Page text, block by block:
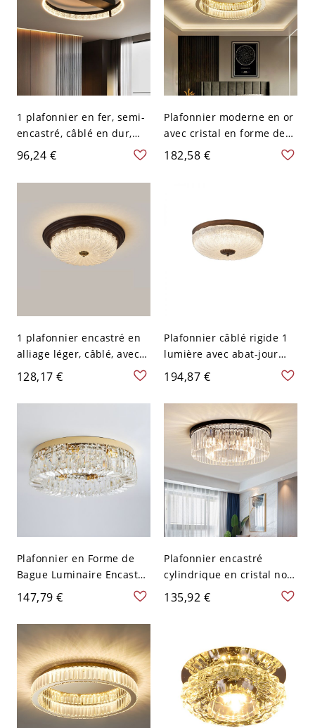
1 plafonnier en fer, semi-
encastré, câblé en dur,
pour chambre principale -
Noir 110 V-120 V
Gradation à trois niveaux
96,24 €
Plafonnier moderne en or
avec cristal en forme de
cercle et abat-jour en
verre clair - 110 V-120 V
182,58 €
1 plafonnier encastré en
alliage léger, câblé, avec
abat-jour vitrifié - 110 V-
120 V 38,1 cm Gradation à
trois niveaux Assiette
128,17 €
Plafonnier câblé rigide 1
lumière avec abat-jour
Schoolhouse en verre
vitrifié - 110 V-120 V 30,48
cm
194,87 €
Plafonnier en Forme de
Bague Luminaire Encastré
Style Moderne en Cristal -
Or 110 V-120 V 6
147,79 €
Plafonnier encastré
cylindrique en cristal noir
avec abat-jour
transparent, style
135,92 €